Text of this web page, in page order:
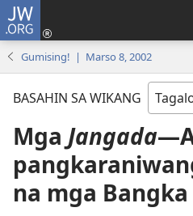
JW.ORG
Gumising! | Marso 8, 2002
BASAHIN SA WIKANG
Mga Jangada
na mga